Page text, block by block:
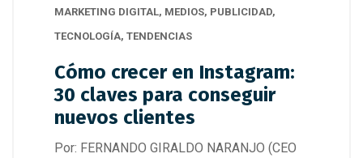
MARKETING DIGITAL, MEDIOS, PUBLICIDAD,
TECNOLOGÍA, TENDENCIAS
Cómo crecer en Instagram:
30 claves para conseguir
nuevos clientes
Por: FERNANDO GIRALDO NARANJO (CEO